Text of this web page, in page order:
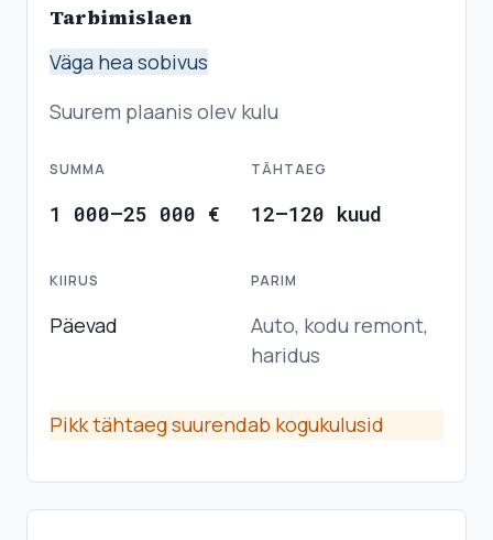
Tarbimislaen
Väga hea sobivus
Suurem plaanis olev kulu
SUMMA
1 000–25 000 €
TÄHTAEG
12–120 kuud
KIIRUS
Päevad
PARIM
Auto, kodu remont,
haridus
Pikk tähtaeg suurendab kogukulusid